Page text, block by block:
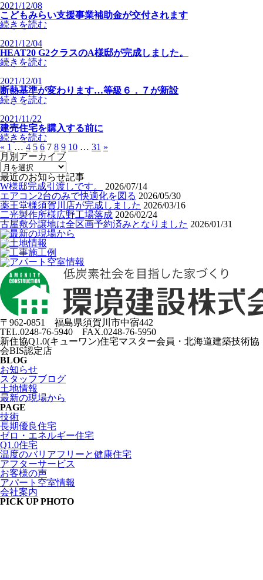
2021/12/08
こどもみらい支援事業補助金が交付されます
続きを読む
2021/12/04
HEAT20 G2クラスのA様邸が完成しました。
続きを読む
2021/12/01
断熱基準が変わります…等級６．７が新設
続きを読む
2021/11/22
建売住宅を購入する前に
続きを読む
« 1 … 4 5 6 7 8 9 10 … 31 »
月別アーカイブ
最近のお知らせ記事
W様邸完成引渡しです。
2026/07/14
エアコン2台のみで快適化を図る 2026/05/30
薬王堂様須賀川店が完成しました 2026/03/16
二光製作所様広野工場落成 2026/02/24
古屋敷分譲地は全区画予約済みとなりました 2026/01/31
〒962-0851 福島県須賀川市中宿442
TEL.0248-76-5940 FAX.0248-76-5950
新住協Q1.0(キューワン)住宅マスター会員・北海道建築技術協
会BIS認定店
BLOG
お知らせ
スタッフブログ
土地情報
最新の現場から
PAGE
技術
長期優良住宅
ゼロ・エネルギー住宅
Q1.0住宅
温度のバリアフリーと健康住宅
アフターサービス
お客様の声
アパート空室情報
会社案内
PICK UP PHOTO